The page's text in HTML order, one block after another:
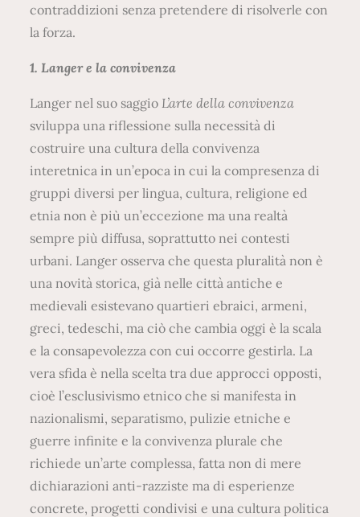
contraddizioni senza pretendere di risolverle con
la forza.
1. Langer e la convivenza
Langer nel suo saggio L’arte della convivenza
sviluppa una riflessione sulla necessità di
costruire una cultura della convivenza
interetnica in un’epoca in cui la compresenza di
gruppi diversi per lingua, cultura, religione ed
etnia non è più un’eccezione ma una realtà
sempre più diffusa, soprattutto nei contesti
urbani. Langer osserva che questa pluralità non è
una novità storica, già nelle città antiche e
medievali esistevano quartieri ebraici, armeni,
greci, tedeschi, ma ciò che cambia oggi è la scala
e la consapevolezza con cui occorre gestirla. La
vera sfida è nella scelta tra due approcci opposti,
cioè l’esclusivismo etnico che si manifesta in
nazionalismi, separatismo, pulizie etniche e
guerre infinite e la convivenza plurale che
richiede un’arte complessa, fatta non di mere
dichiarazioni anti-razziste ma di esperienze
concrete, progetti condivisi e una cultura politica